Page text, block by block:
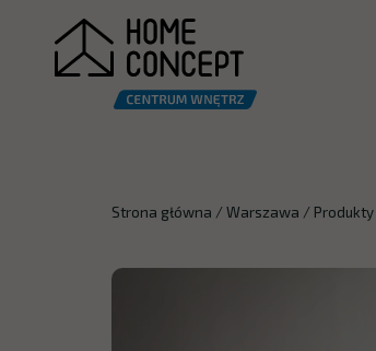
Strona główna /Warszawa /Produkty